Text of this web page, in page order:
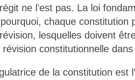
ne l’est pas. La loi
chaque constitution
lesquelles doivent
constitutionnelle
de la constitution est